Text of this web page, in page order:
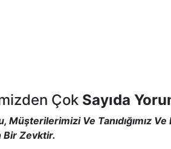
Çok Sayıda
Müşterilerimizi Ve
Bir Zevktir.